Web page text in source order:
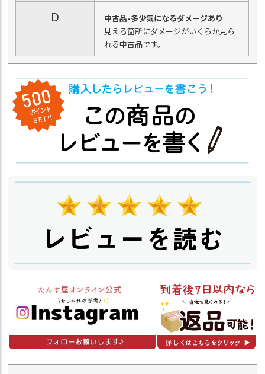
D
中古品-多少気になるダメージあり
見える箇所にダメージがいくらか見ら
れる中古品です。